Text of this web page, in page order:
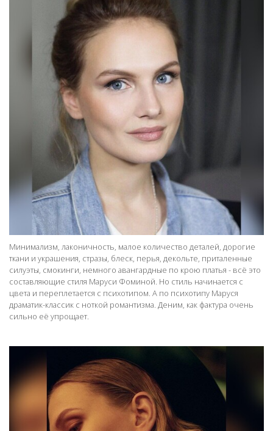
Минимализм, лаконичность, малое количество деталей, дорогие
ткани и украшения, стразы, блеск, перья, декольте, приталенные
силуэты, смокинги, немного авангардные по крою платья - всё это
составляющие стиля Маруси Фоминой. Но стиль начинается с
цвета и переплетается с психотипом. А по психотипу Маруся
драматик-классик с ноткой романтизма. Деним, как фактура очень
сильно её упрощает.